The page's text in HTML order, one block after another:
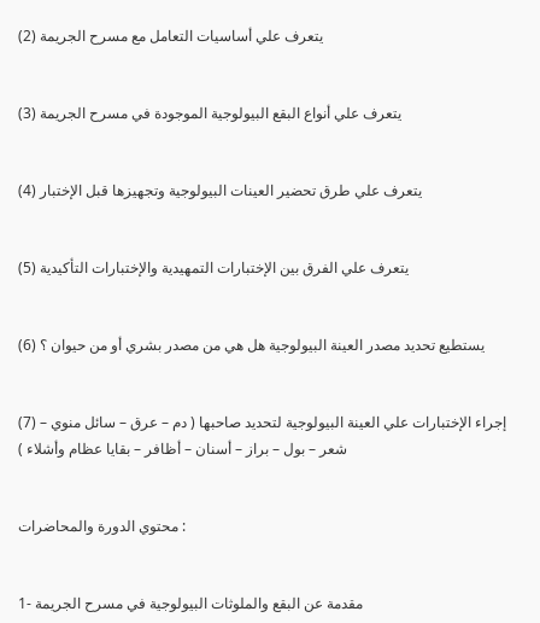
(2) يتعرف علي أساسيات التعامل مع مسرح الجريمة
(3) يتعرف علي أنواع البقع البيولوجية الموجودة في مسرح الجريمة
(4) يتعرف علي طرق تحضير العينات البيولوجية وتجهيزها قبل الإختبار
(5) يتعرف علي الفرق بين الإختبارات التمهيدية والإختبارات التأكيدية
(6) يستطيع تحديد مصدر العينة البيولوجية هل هي من مصدر بشري أو من حيوان ؟
(7) إجراء الإختبارات علي العينة البيولوجية لتحديد صاحبها ( دم – عرق – سائل منوي –
شعر – بول – براز – أسنان – أظافر – بقايا عظام وأشلاء )
محتوي الدورة والمحاضرات :
1- مقدمة عن البقع والملوثات البيولوجية في مسرح الجريمة